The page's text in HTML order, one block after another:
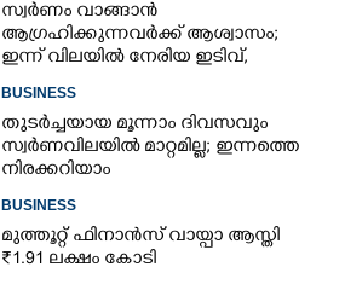
സ്വർണം വാങ്ങാൻ
ആഗ്രഹിക്കുന്നവർക്ക് ആശ്വാസം;
ഇന്ന് വിലയിൽ നേരിയ ഇടിവ്,
നിരക്കറിയാം
BUSINESS
തുടർച്ചയായ മൂന്നാം ദിവസവും
സ്വർണവിലയിൽ മാറ്റമില്ല; ഇന്നത്തെ
നിരക്കറിയാം
BUSINESS
മുത്തൂറ്റ് ഫിനാൻസ് വായ്പാ ആസ്തി
₹1.91 ലക്ഷം കോടി